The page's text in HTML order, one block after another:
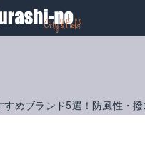
すめブランド5選！防風性・